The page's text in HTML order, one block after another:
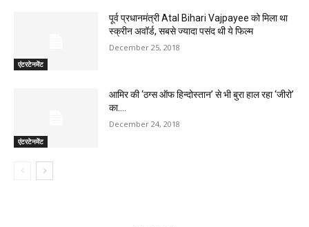
एंटरटेनमेंट
पूर्व प्रधानमंत्री Atal Bihari Vajpayee को मिला था
स्क्रीन अवॉर्ड, सबसे ज्यादा पसंद थी ये फिल्म
December 25, 2018
एंटरटेनमेंट
आमिर की ‘ठग्स ऑफ हिन्दोस्तान’ से भी बुरा हाल रहा ‘जीरो’
का….
December 24, 2018